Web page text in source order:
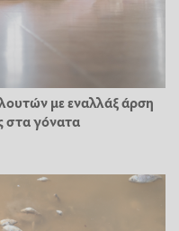
με εναλλάξ άρση
στα γόνατα